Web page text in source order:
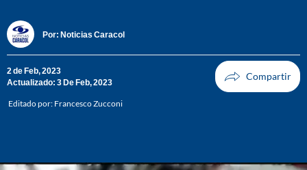
Por: Noticias Caracol
2 de Feb, 2023
Actualizado: 3 De Feb, 2023
Editado por: Francesco Zucconi